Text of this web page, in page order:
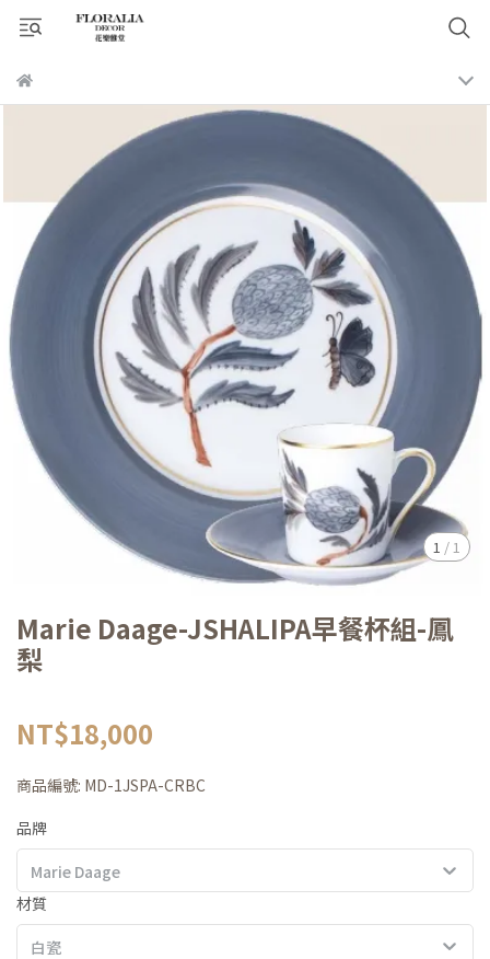
1 / 1
Marie Daage-JSHALIPA早餐杯組-鳳
梨
NT$18,000
商品編號: MD-1JSPA-CRBC
品牌
Marie Daage
材質
白瓷